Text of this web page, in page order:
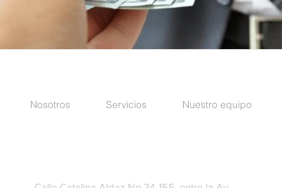
Nosotros Servicios Nuestro equipo